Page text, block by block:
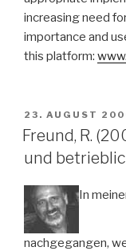
increasing need
importance and
this platform:
AM
23. AUGUST
Freund, R.
und
In
nachgegangen,